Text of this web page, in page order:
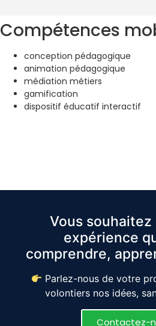
Compétences
conception pédagogique
animation pédagogique
médiation métiers
gamification
dispositif éducatif interactif
Vous
expérience
comprendre,
Parlez-nous de votre
volontiers nos idées,
Contactez-